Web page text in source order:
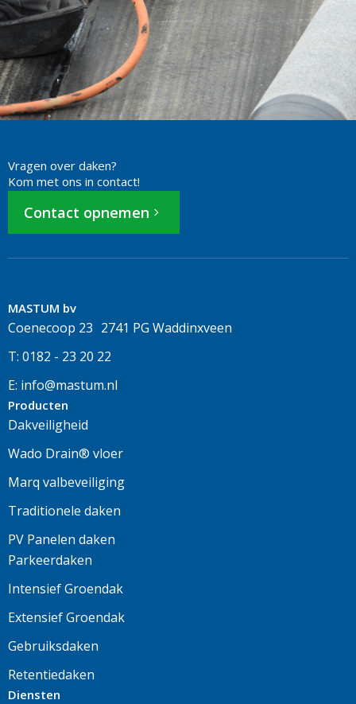
Vragen over daken?
Kom met ons in contact!
Contact opnemen
MASTUM bv
Coenecoop 23 2741 PG Waddinxveen
T: 0182 - 23 20 22
E: info@mastum.nl
Producten
Dakveiligheid
Wado Drain® vloer
Marq valbeveiliging
Traditionele daken
PV Panelen daken
Parkeerdaken
Intensief Groendak
Extensief Groendak
Gebruiksdaken
Retentiedaken
Diensten